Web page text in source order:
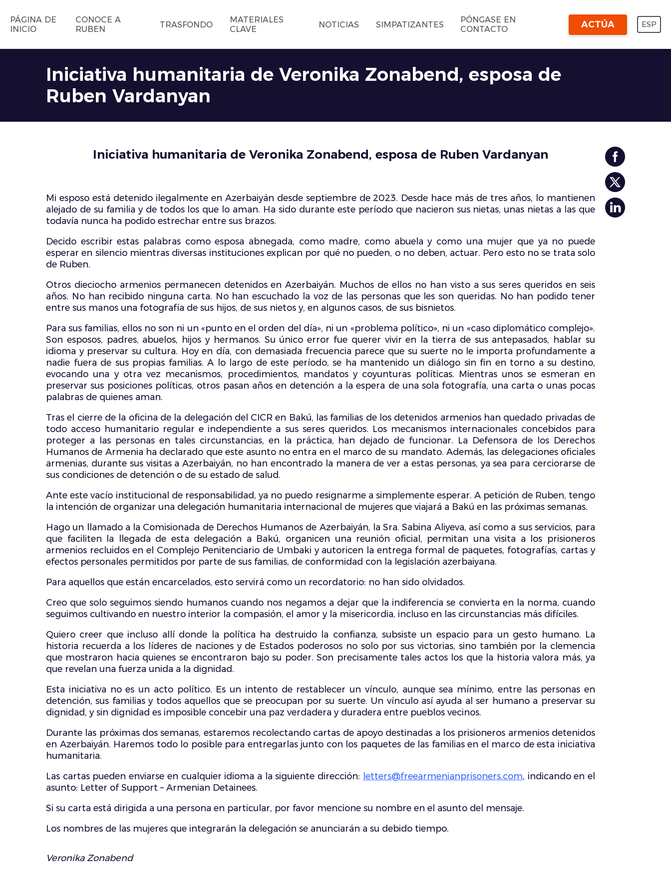
PÁGINA DE
INICIO
CONOCE A
RUBEN
TRASFONDO
MATERIALES
CLAVE
NOTICIAS SIMPATIZANTES
PÓNGASE EN
CONTACTO
ACTÚA ESP
Iniciativa humanitaria de Veronika Zonabend, esposa de
Ruben Vardanyan
Iniciativa humanitaria de Veronika Zonabend, esposa de Ruben Vardanyan
Mi esposo está detenido ilegalmente en Azerbaiyán desde septiembre de 2023. Desde hace más de tres años, lo mantienen
alejado de su familia y de todos los que lo aman. Ha sido durante este período que nacieron sus nietas, unas nietas a las que
todavía nunca ha podido estrechar entre sus brazos.
Decido escribir estas palabras como esposa abnegada, como madre, como abuela y como una mujer que ya no puede
esperar en silencio mientras diversas instituciones explican por qué no pueden, o no deben, actuar. Pero esto no se trata solo
de Ruben.
Otros dieciocho armenios permanecen detenidos en Azerbaiyán. Muchos de ellos no han visto a sus seres queridos en seis
años. No han recibido ninguna carta. No han escuchado la voz de las personas que les son queridas. No han podido tener
entre sus manos una fotografía de sus hijos, de sus nietos y, en algunos casos, de sus bisnietos.
Para sus familias, ellos no son ni un «punto en el orden del día», ni un «problema político», ni un «caso diplomático complejo».
Son esposos, padres, abuelos, hijos y hermanos. Su único error fue querer vivir en la tierra de sus antepasados, hablar su
idioma y preservar su cultura. Hoy en día, con demasiada frecuencia parece que su suerte no le importa profundamente a
nadie fuera de sus propias familias. A lo largo de este período, se ha mantenido un diálogo sin fin en torno a su destino,
evocando una y otra vez mecanismos, procedimientos, mandatos y coyunturas políticas. Mientras unos se esmeran en
preservar sus posiciones políticas, otros pasan años en detención a la espera de una sola fotografía, una carta o unas pocas
palabras de quienes aman.
Tras el cierre de la oficina de la delegación del CICR en Bakú, las familias de los detenidos armenios han quedado privadas de
todo acceso humanitario regular e independiente a sus seres queridos. Los mecanismos internacionales concebidos para
proteger a las personas en tales circunstancias, en la práctica, han dejado de funcionar. La Defensora de los Derechos
Humanos de Armenia ha declarado que este asunto no entra en el marco de su mandato. Además, las delegaciones oficiales
armenias, durante sus visitas a Azerbaiyán, no han encontrado la manera de ver a estas personas, ya sea para cerciorarse de
sus condiciones de detención o de su estado de salud.
Ante este vacío institucional de responsabilidad, ya no puedo resignarme a simplemente esperar. A petición de Ruben, tengo
la intención de organizar una delegación humanitaria internacional de mujeres que viajará a Bakú en las próximas semanas.
Hago un llamado a la Comisionada de Derechos Humanos de Azerbaiyán, la Sra. Sabina Aliyeva, así como a sus servicios, para
que faciliten la llegada de esta delegación a Bakú, organicen una reunión oficial, permitan una visita a los prisioneros
armenios recluidos en el Complejo Penitenciario de Umbaki y autoricen la entrega formal de paquetes, fotografías, cartas y
efectos personales permitidos por parte de sus familias, de conformidad con la legislación azerbaiyana.
Para aquellos que están encarcelados, esto servirá como un recordatorio: no han sido olvidados.
Creo que solo seguimos siendo humanos cuando nos negamos a dejar que la indiferencia se convierta en la norma, cuando
seguimos cultivando en nuestro interior la compasión, el amor y la misericordia, incluso en las circunstancias más difíciles.
Quiero creer que incluso allí donde la política ha destruido la confianza, subsiste un espacio para un gesto humano. La
historia recuerda a los líderes de naciones y de Estados poderosos no solo por sus victorias, sino también por la clemencia
que mostraron hacia quienes se encontraron bajo su poder. Son precisamente tales actos los que la historia valora más, ya
que revelan una fuerza unida a la dignidad.
Esta iniciativa no es un acto político. Es un intento de restablecer un vínculo, aunque sea mínimo, entre las personas en
detención, sus familias y todos aquellos que se preocupan por su suerte. Un vínculo así ayuda al ser humano a preservar su
dignidad, y sin dignidad es imposible concebir una paz verdadera y duradera entre pueblos vecinos.
Durante las próximas dos semanas, estaremos recolectando cartas de apoyo destinadas a los prisioneros armenios detenidos
en Azerbaiyán. Haremos todo lo posible para entregarlas junto con los paquetes de las familias en el marco de esta iniciativa
humanitaria.
Las cartas pueden enviarse en cualquier idioma a la siguiente dirección: letters@freearmenianprisoners.com, indicando en el
asunto: Letter of Support – Armenian Detainees.
Si su carta está dirigida a una persona en particular, por favor mencione su nombre en el asunto del mensaje.
Los nombres de las mujeres que integrarán la delegación se anunciarán a su debido tiempo.
Veronika Zonabend